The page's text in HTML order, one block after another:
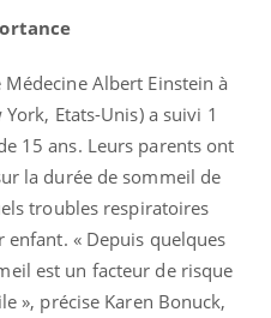
Albert Einstein à
Etats-Unis) a suivi 1
15 ans. Leurs parents ont
la durée de sommeil de
troubles respiratoires
enfant. « Depuis quelques
est un facteur de risque
», précise Karen Bonuck,